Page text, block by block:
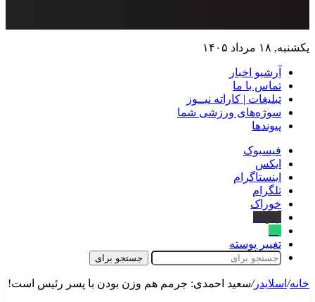
یکشنبه, ۱۸ مرداد ۱۴۰۵
آرشیو اخبار
تماس‌ با‌ ما
تبلیغات | کاراته نیــوز
سوژه‌های ورزشی شما
پیوندها
فیسبوک
ایکس
اینستاگرام
تلگرام
خوراک
تغییر پوسته
جستجو برای
خانه/ اسلایدر/سعید احمدی: جرمم هم وزن بودن با پسر رئیس است!